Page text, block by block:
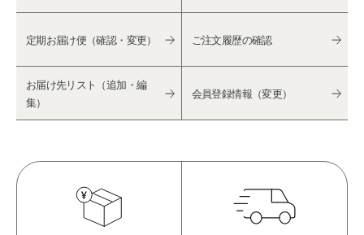
定期お届け便（確認・変更） ご注文履歴の確認
お届け先リスト（追加・編
集）
会員登録情報（変更）